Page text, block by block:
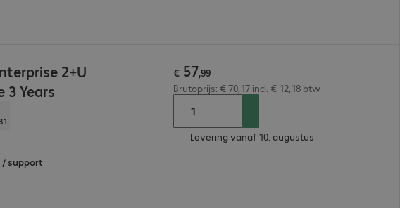
2+U
3 Years
/ support
€ 57,99
Brutoprijs: € 70,17 incl. € 12,18 btw
Levering vanaf 10. augustus